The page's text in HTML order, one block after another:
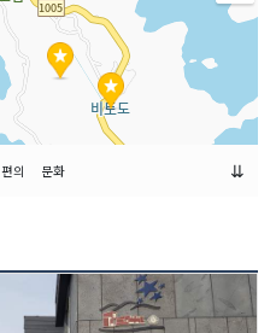
편의 문화 ⇊